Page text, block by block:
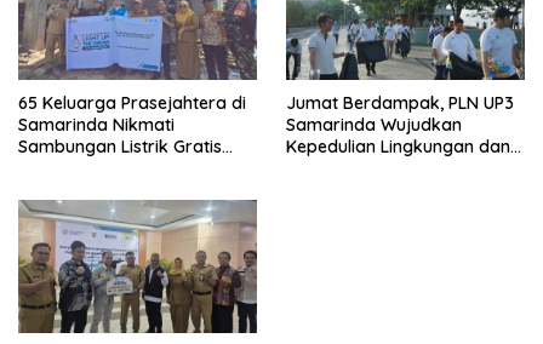
65 Keluarga Prasejahtera di
Samarinda Nikmati
Sambungan Listrik Gratis
Jumat Berdampak, PLN UP3
Samarinda Wujudkan
Kepedulian Lingkungan dan